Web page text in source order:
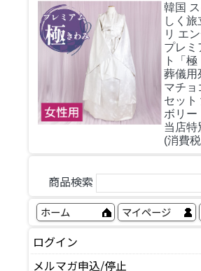
韓国
しく
リ エ
プレミ
ト「
葬儀用
マチョ
セット
ボリー
当店特
(消費
商品検索
ホーム マイページ
ログイン
メルマガ申込/停止